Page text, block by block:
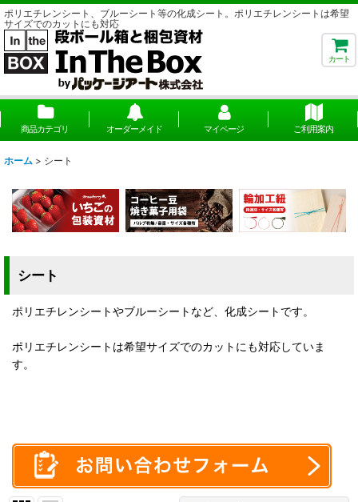
ポリエチレンシート、ブルーシート等の化成シート。ポリエチレンシートは希望
サイズでのカットにも対応
カート
商品カテゴリ オーダーメイド マイページ ご利用案内
ホーム > シート
シート
ポリエチレンシートやブルーシートなど、化成シートです。
ポリエチレンシートは希望サイズでのカットにも対応していま
す。